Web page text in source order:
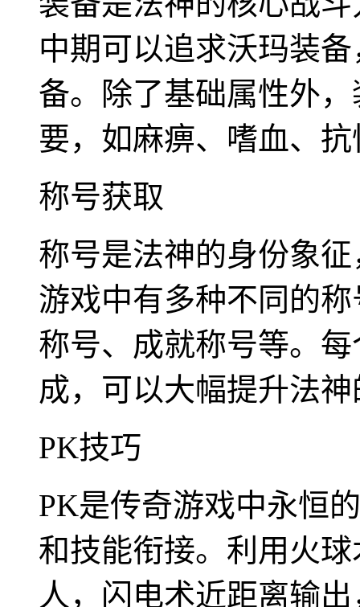
中期可以追求沃玛装
备。除了基础属性外
要，如麻痹、嗜血、
称号获取
称号是法神的身份象
游戏中有多种不同的
称号、成就称号等。
成，可以大幅提升法
PK技巧
PK是传奇游戏中永恒
和技能衔接。利用火
人，闪电术近距离输